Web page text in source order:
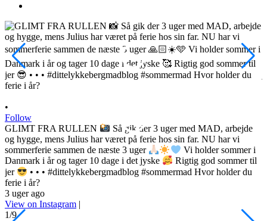
•
Follow
GLIMT FRA RULLEN
Så gik der 3 uger med MAD, arbejde
og hygge, mens Julius har været på ferie hos sin far. NU har vi
sommerferie sammen de næste 3 uger
Vi holder sommer i
Danmark i år og tager 10 dage i det jyske
Rigtig god sommer til
jer
• • • #dittelykkebergmadblog #sommermad Hvor holder du
ferie i år?
3 uger ago
View on Instagram |
1/9